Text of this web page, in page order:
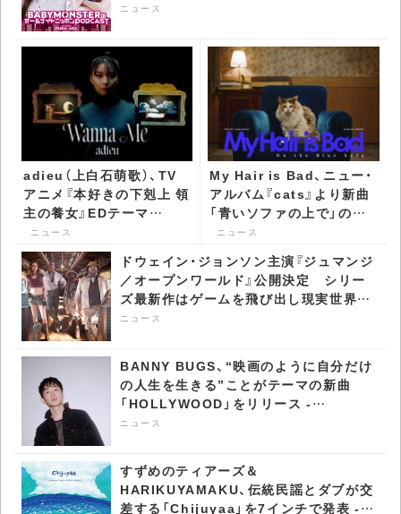
ニュース
adieu（上白石萌歌）、TV
アニメ『本好きの下剋上 領
主の養女』EDテーマ
「Wanna me」MV公開 -
CDJournal ニュース
ニュース
My Hair is Bad、ニュー・
アルバム『cats』より新曲
「青いソファの上で」のMV
公開 - CDJournal ニュー
ニュース
ドウェイン・ジョンソン主演『ジュマンジ
／オープンワールド』公開決定 シリー
ズ最新作はゲームを飛び出し現実世界へ
- CDJournal ニュース
ニュース
BANNY BUGS、“映画のように自分だけ
の人生を生きる”ことがテーマの新曲
「HOLLYWOOD」をリリース -
CDJournal ニュース
ニュース
すずめのティアーズ＆
HARIKUYAMAKU、伝統民謡とダブが交
差する「Chijuyaa」を7インチで発表 -